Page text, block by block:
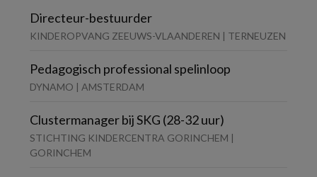
Directeur-bestuurder
KINDEROPVANG ZEEUWS-VLAANDEREN | TERNEUZEN
Pedagogisch professional spelinloop
DYNAMO | AMSTERDAM
Clustermanager bij SKG (28-32 uur)
STICHTING KINDERCENTRA GORINCHEM |
GORINCHEM